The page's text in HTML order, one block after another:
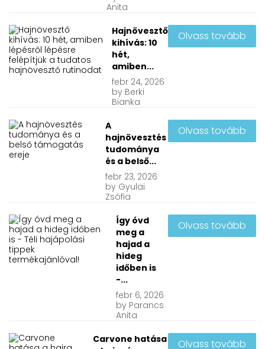
Anita
Hajnövesztő
kihívás: 10
hét,
amiben...
febr 24, 2026
by Berki
Bianka
Olvass tovább
A
hajnövesztés
tudománya
és a belső...
febr 23, 2026
by Gyulai
Zsófia
Olvass tovább
Így óvd
meg a
hajad a
hideg
időben is
-...
febr 6, 2026
by Parancs
Anita
Olvass tovább
Carvone hatása
Olvass tovább